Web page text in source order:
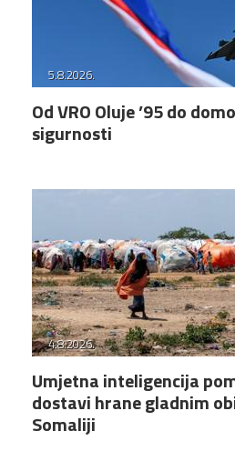
5.8.2026.
Od VRO Oluje ’95 do
sigurnosti
4.8.2026.
Umjetna inteligencija
dostavi hrane gladnim
Somaliji